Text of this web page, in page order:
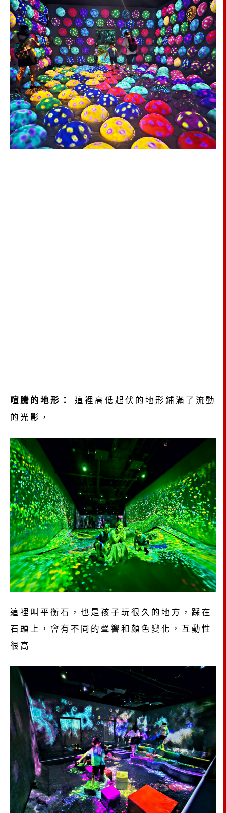
喧騰的地形：
這裡高低起伏的地形鋪滿了流動
的光影，
這裡叫平衡石，也是孩子玩很久的地方，踩在
石頭上，會有不同的聲響和顏色變化，互動性
很高